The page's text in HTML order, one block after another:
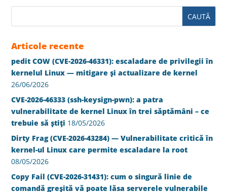
Articole recente
pedit COW (CVE-2026-46331): escaladare de privilegii în
kernelul Linux — mitigare și actualizare de kernel
26/06/2026
CVE-2026-46333 (ssh-keysign-pwn): a patra
vulnerabilitate de kernel Linux în trei săptămâni – ce
trebuie să știți 18/05/2026
Dirty Frag (CVE-2026-43284) — Vulnerabilitate critică în
kernel-ul Linux care permite escaladare la root
08/05/2026
Copy Fail (CVE-2026-31431): cum o singură linie de
comandă greșită vă poate lăsa serverele vulnerabile